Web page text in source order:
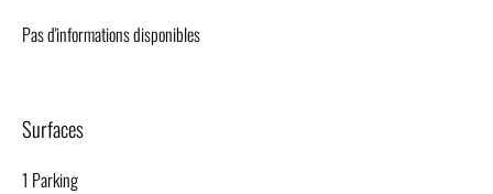
Pas d'informations disponibles
Surfaces
1 Parking